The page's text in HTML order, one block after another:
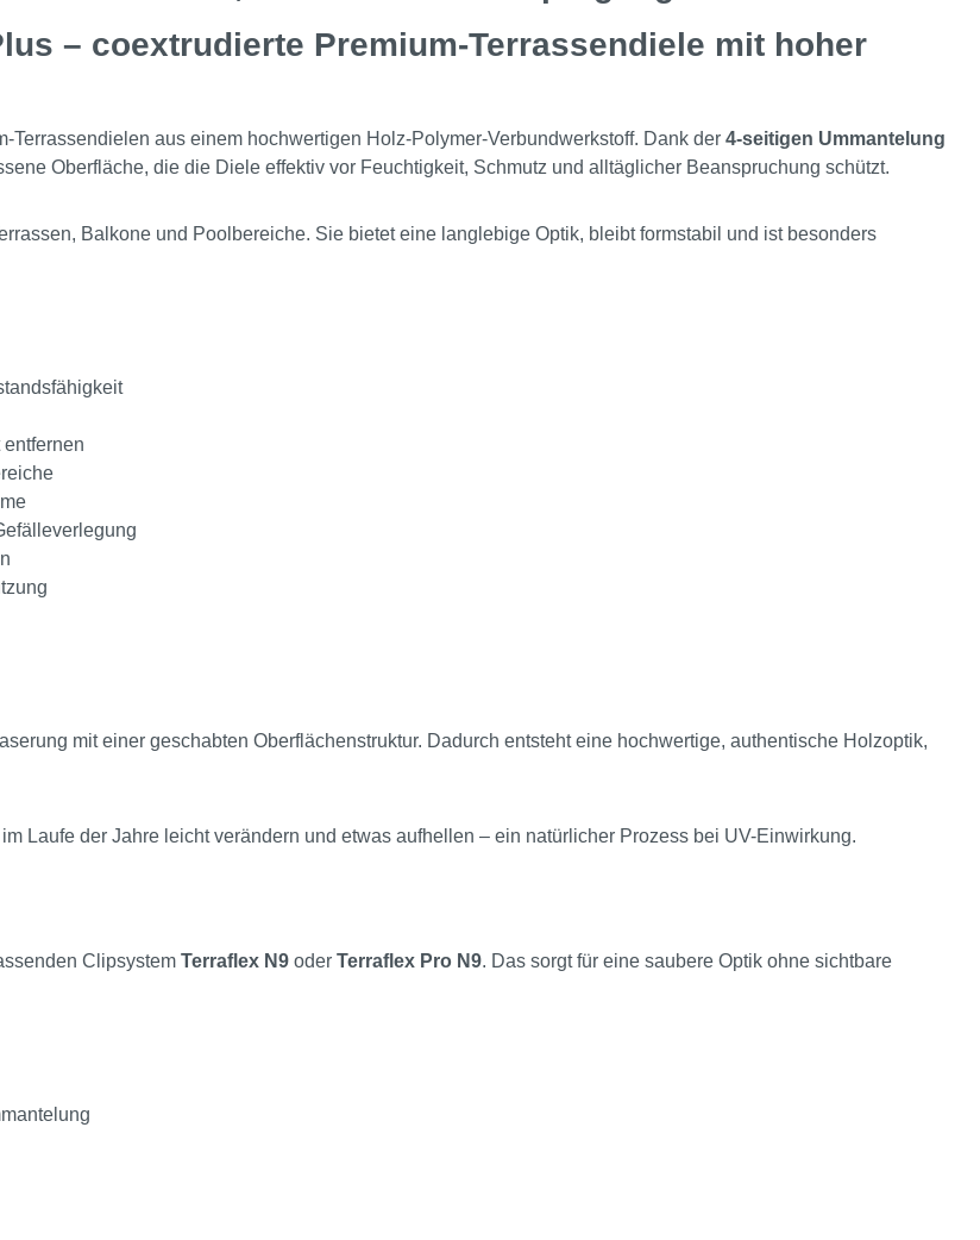
– coextrudierte Premium-Terrassendiele mit hoher
Terrassendielen aus einem hochwertigen Holz-Polymer-Verbundwerkstoff. Dank der 4-seitigen Ummantelung
Oberfläche, die die Diele effektiv vor Feuchtigkeit, Schmutz und alltäglicher Beanspruchung schützt.
Balkone und Poolbereiche. Sie bietet eine langlebige Optik, bleibt formstabil und ist besonders
mit einer geschabten Oberflächenstruktur. Dadurch entsteht eine hochwertige, authentische Holzoptik,
Laufe der Jahre leicht verändern und etwas aufhellen – ein natürlicher Prozess bei UV-Einwirkung.
Clipsystem Terraflex N9 oder Terraflex Pro N9. Das sorgt für eine saubere Optik ohne sichtbare